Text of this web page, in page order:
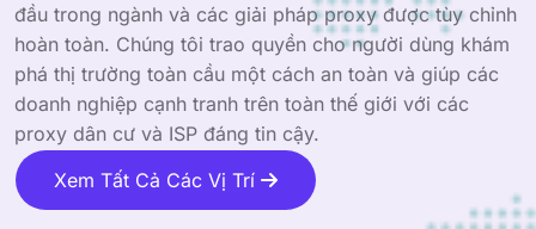
đầu trong ngành và các giải pháp proxy được tùy chỉnh
hoàn toàn. Chúng tôi trao quyền cho người dùng khám
phá thị trường toàn cầu một cách an toàn và giúp các
doanh nghiệp cạnh tranh trên toàn thế giới với các
proxy dân cư và ISP đáng tin cậy.
Xem Tất Cả Các Vị Trí